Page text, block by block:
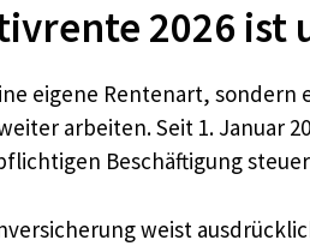
2026
eigene Rentenart,
arbeiten. Seit 1. Januar
Beschäftigung
weist